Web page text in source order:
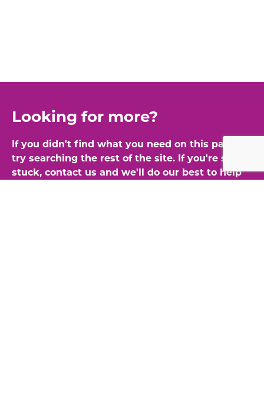
Looking for more?
If you didn't find what you need on this page,
try searching the rest of the site. If you're still
stuck, contact us and we'll do our best to help